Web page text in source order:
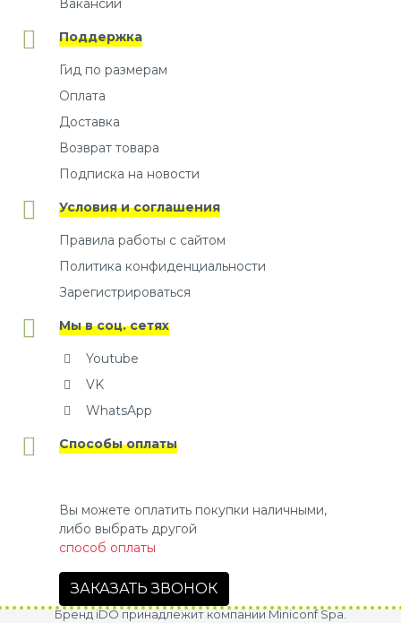
Вакансии
Поддержка
Гид по размерам
Оплата
Доставка
Возврат товара
Подписка на новости
Условия и соглашения
Правила работы с сайтом
Политика конфиденциальности
Зарегистрироваться
Мы в соц. сетях
Youtube
VK
WhatsApp
Способы оплаты
Вы можете оплатить покупки наличными,
либо выбрать другой
способ оплаты
ЗАКАЗАТЬ ЗВОНОК
Бренд iDO принадлежит компании Miniconf Spa.